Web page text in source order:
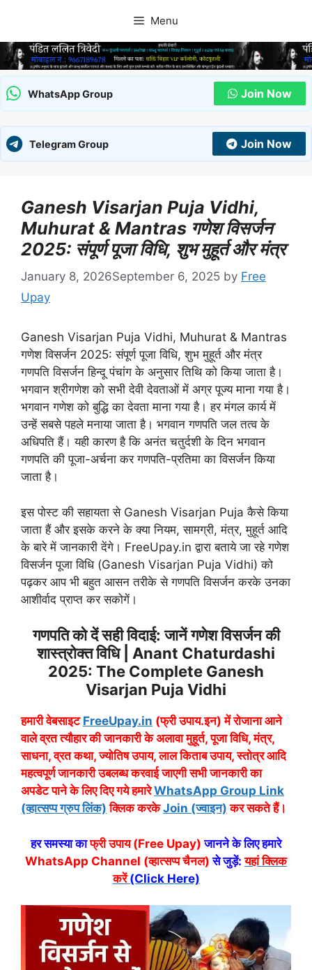
content
Menu
WhatsApp Group Join Now
Telegram Group Join Now
Ganesh Visarjan Puja Vidhi,
Muhurat & Mantras गणेश विसर्जन
2025: संपूर्ण पूजा विधि, शुभ मुहूर्त और मंत्र
January 8, 2026September 6, 2025 by Free
Upay
Ganesh Visarjan Puja Vidhi, Muhurat & Mantras
गणेश विसर्जन 2025: संपूर्ण पूजा विधि, शुभ मुहूर्त और मंत्र
गणपति विसर्जन हिन्दू पंचांग के अनुसार तिथि को किया जाता है।
भगवान श्रीगणेश को सभी देवी देवताओं में अग्र पूज्य माना गया है।
भगवान गणेश को बुद्धि का देवता माना गया है। हर मंगल कार्य में
उन्हें सबसे पहले मनाया जाता है। भगवान गणपति जल तत्व के
अधिपति हैं। यही कारण है कि अनंत चतुर्दशी के दिन भगवान
गणपति की पूजा-अर्चना कर गणपति-प्रतिमा का विसर्जन किया
जाता है।
इस पोस्ट की सहायता से Ganesh Visarjan Puja कैसे किया
जाता हैं और इसके करने के क्या नियम, सामग्री, मंत्र, मुहूर्त आदि
के बारे में जानकारी देंगे। FreeUpay.in द्वारा बताये जा रहे गणेश
विसर्जन पूजा विधि (Ganesh Visarjan Puja Vidhi) को
पढ़कर आप भी बहुत आसन तरीके से गणपति विसर्जन करके उनका
आशीर्वाद प्राप्त कर सकोगें।
गणपति को दें सही विदाई: जानें गणेश विसर्जन की
शास्त्रोक्त विधि | Anant Chaturdashi
2025: The Complete Ganesh
Visarjan Puja Vidhi
हमारी वेबसाइट FreeUpay.in (फ्री उपाय.इन) में रोजाना आने
वाले व्रत त्यौहार की जानकारी के अलावा मुहूर्त, पूजा विधि, मंत्र,
साधना, व्रत कथा, ज्योतिष उपाय, लाल किताब उपाय, स्तोत्र आदि
महत्वपूर्ण जानकारी उबलब्ध करवाई जाएगी सभी जानकारी का
अपडेट पाने के लिए दिए गये हमारेWhatsApp Group Link
(व्हात्सप्प ग्रुप लिंक) क्लिक करकेJoin (ज्वाइन) कर सकते हैं।
हर समस्या काफ्री उपाय (Free Upay) जानने के लिए हमारे
WhatsApp Channel (व्हात्सप्प चैनल) से जुड़ें:यहां क्लिक
करें(Click Here)